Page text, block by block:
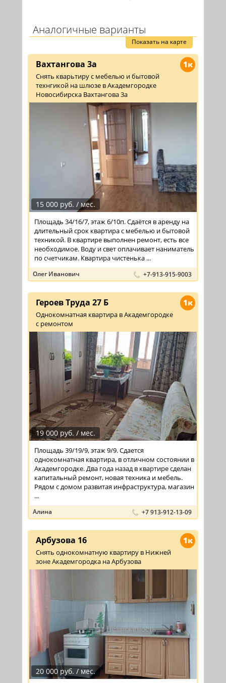
Аналогичные варианты
Показать на карте
1к
Вахтангова 3а
Снять кварьтиру с мебелью и бытовой
технгикой на шлюзе в Академгородке
Новосибирска Вахтангова 3а
15 000 руб. / мес.
Площадь 34/16/7, этаж 6/10п. Сдаётся в аренду на
длительный срок квартира с мебелью и бытовой
техникой. В квартире выполнен ремонт, есть все
необходимое. Воду и свет оплачивает наниматель
по счетчикам. Квартира чистенька ...
Олег Иванович +7-913-915-9003
1к
Героев Труда 27 Б
Однокомнатная квартира в Академгородке
с ремонтом
19 000 руб. / мес.
Площадь 39/19/9, этаж 9/9. Сдается
однокомнатная квартира, в отличном состоянии в
Академгородке. Два года назад в квартире сделан
капитальный ремонт, новая техника и мебель.
Рядом с домом развитая инфраструктура, магазин
...
Алина +7 913-912-13-09
1к
Арбузова 16
Снять однокомнатную квартиру в Нижней
зоне Академгородка на Арбузова
20 000 руб. / мес.